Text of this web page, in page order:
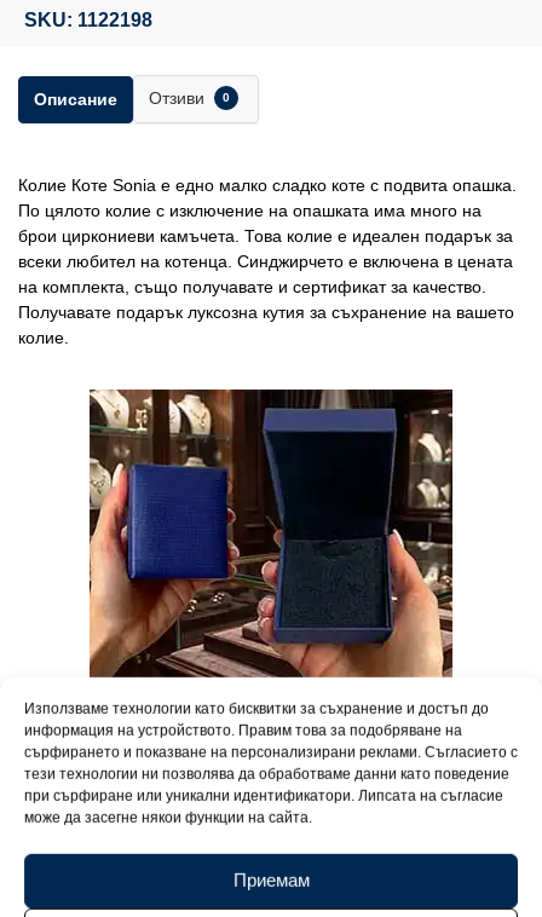
Използваме технологии като бисквитки за съхранение и достъп до
информация на устройството. Правим това за подобряване на
сърфирането и показване на персонализирани реклами. Съгласието с
тези технологии ни позволява да обработваме данни като поведение
при сърфиране или уникални идентификатори. Липсата на съгласие
може да засегне някои функции на сайта.
Приемам
SKU: 1122198
Описание Отзиви 0
Колие Коте Sonia е едно малко сладко коте с подвита опашка.
По цялото колие с изключение на опашката има много на
брои циркониеви камъчета. Това колие е идеален подарък за
всеки любител на котенца. Синджирчето е включена в цената
на комплекта, също получавате и сертификат за качество.
Получавате подарък луксозна кутия за съхранение на вашето
колие.
Превърнете всеки повод в празник. Вашето бижу пристига в
елегантна подаръчна опаковка, готово да зарадва любим